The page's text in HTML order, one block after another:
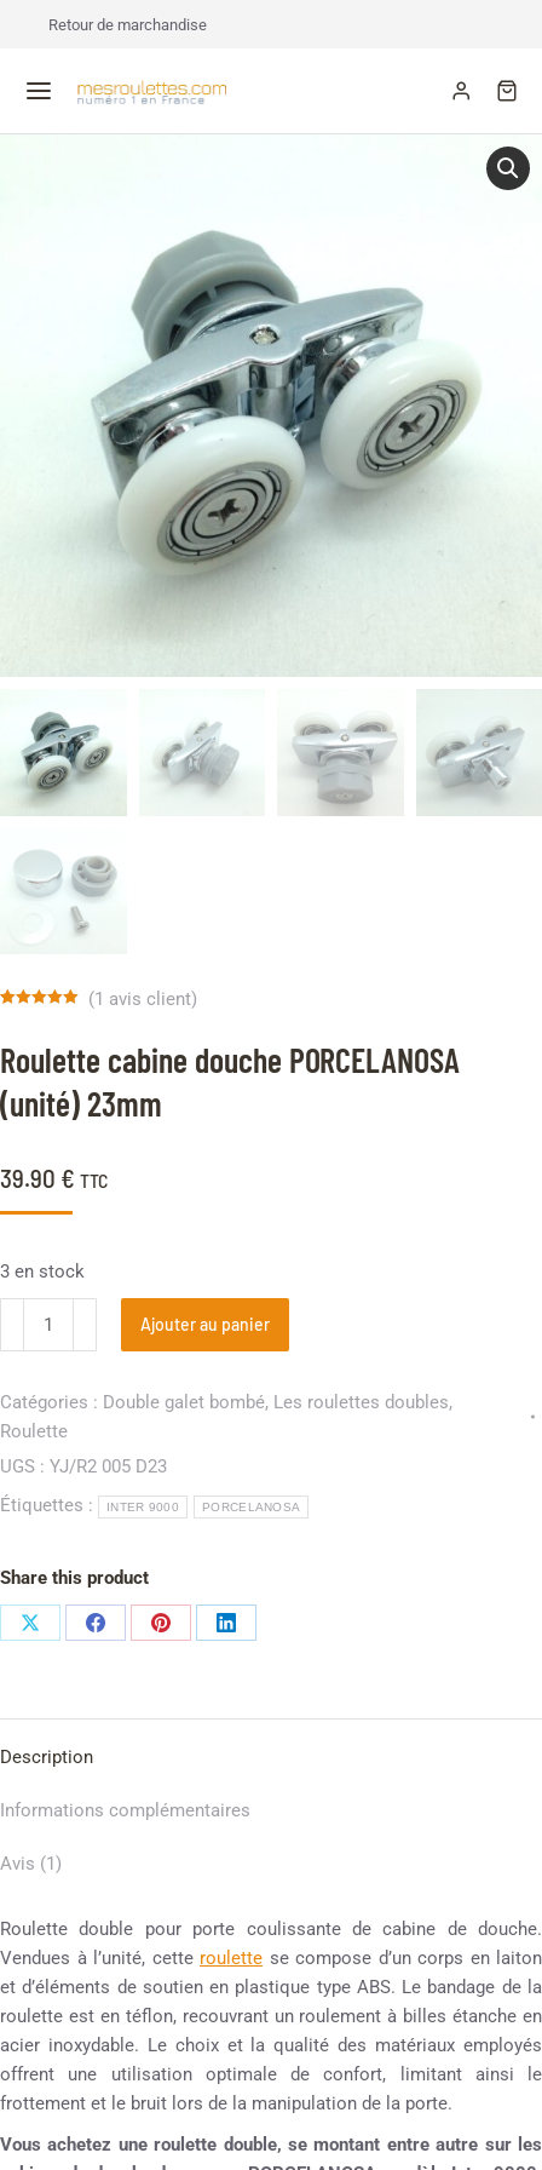
Retour de marchandise
Roulette cabine douche PORCELANOSA
(unité) 23mm
39.90 € TTC
sur notation
client
(1 avis client)
3 en stock
Ajouter au panier
Catégories : Double galet bombé, Les roulettes doubles,
Roulette
UGS : YJ/R2 005 D23
Étiquettes :
INTER 9000 PORCELANOSA
Share this product
Description
Informations complémentaires
Avis (1)
Roulette double pour porte coulissante de cabine de douche.
Vendues à l’unité, cette roulette se compose d’un corps en laiton
et d’éléments de soutien en plastique type ABS. Le bandage de la
roulette est en téflon, recouvrant un roulement à billes étanche en
acier inoxydable. Le choix et la qualité des matériaux employés
offrent une utilisation optimale de confort, limitant ainsi le
frottement et le bruit lors de la manipulation de la porte.
Vous achetez une roulette double, se montant entre autre sur les